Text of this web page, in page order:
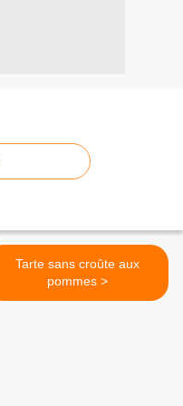
Tarte sans croûte aux
pommes >